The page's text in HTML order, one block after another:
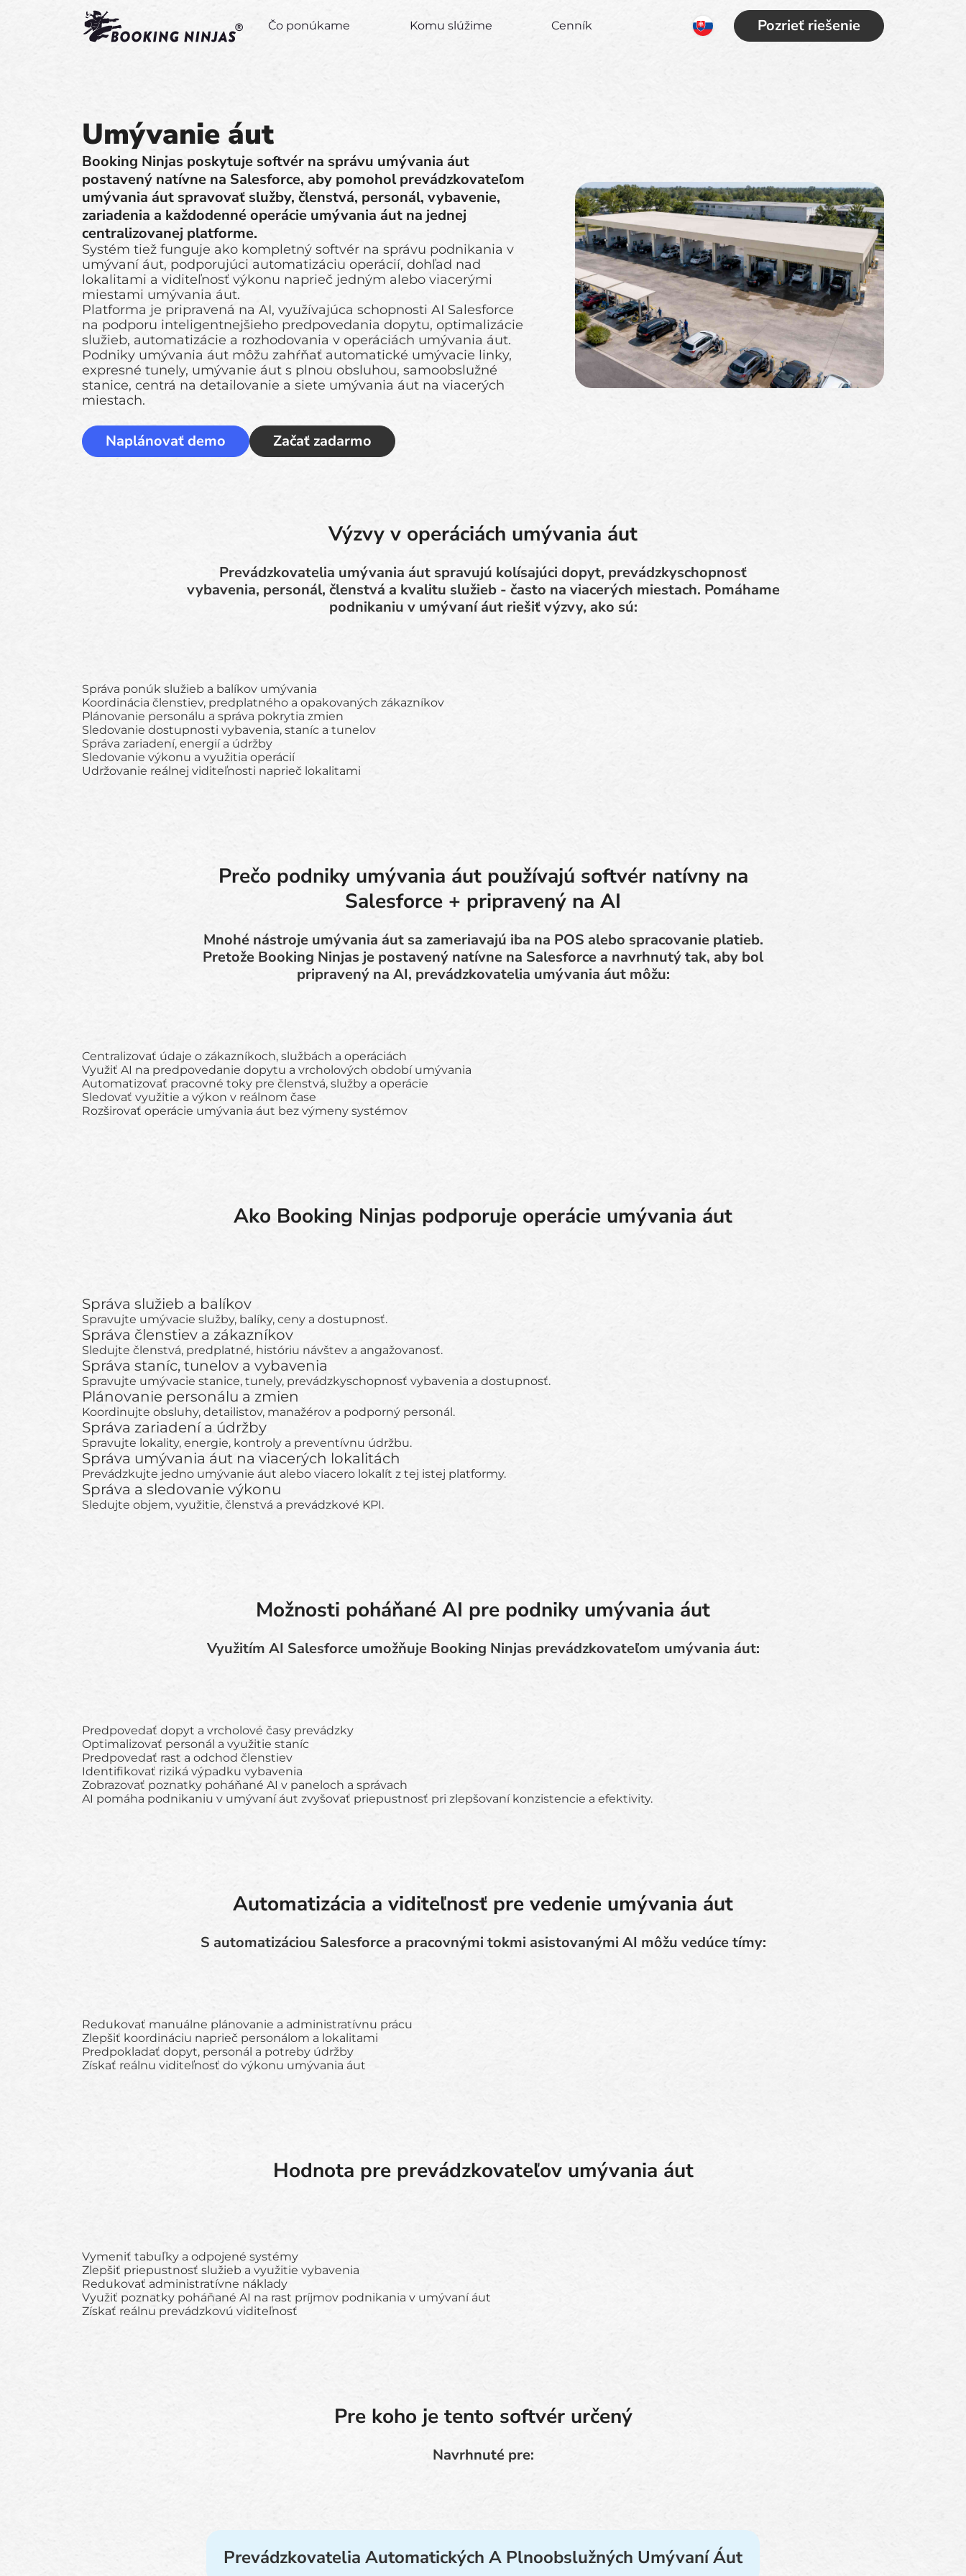
Pozrieť riešenie
Čo ponúkame Komu slúžime Cenník
Umývanie áut
Booking Ninjas poskytuje softvér na správu umývania áut
postavený natívne na Salesforce, aby pomohol prevádzkovateľom
umývania áut spravovať služby, členstvá, personál, vybavenie,
zariadenia a každodenné operácie umývania áut na jednej
centralizovanej platforme.
Systém tiež funguje ako kompletný softvér na správu podnikania v
umývaní áut, podporujúci automatizáciu operácií, dohľad nad
lokalitami a viditeľnosť výkonu naprieč jedným alebo viacerými
miestami umývania áut.
Platforma je pripravená na AI, využívajúca schopnosti AI Salesforce
na podporu inteligentnejšieho predpovedania dopytu, optimalizácie
služieb, automatizácie a rozhodovania v operáciách umývania áut.
Podniky umývania áut môžu zahŕňať automatické umývacie linky,
expresné tunely, umývanie áut s plnou obsluhou, samoobslužné
stanice, centrá na detailovanie a siete umývania áut na viacerých
miestach.
Naplánovať demo Začať zadarmo
Výzvy v operáciách umývania áut
Prevádzkovatelia umývania áut spravujú kolísajúci dopyt, prevádzkyschopnosť
vybavenia, personál, členstvá a kvalitu služieb - často na viacerých miestach. Pomáhame
podnikaniu v umývaní áut riešiť výzvy, ako sú:
Správa ponúk služieb a balíkov umývania
Koordinácia členstiev, predplatného a opakovaných zákazníkov
Plánovanie personálu a správa pokrytia zmien
Sledovanie dostupnosti vybavenia, staníc a tunelov
Správa zariadení, energií a údržby
Sledovanie výkonu a využitia operácií
Udržovanie reálnej viditeľnosti naprieč lokalitami
Prečo podniky umývania áut používajú softvér natívny na
Salesforce + pripravený na AI
Mnohé nástroje umývania áut sa zameriavajú iba na POS alebo spracovanie platieb.
Pretože Booking Ninjas je postavený natívne na Salesforce a navrhnutý tak, aby bol
pripravený na AI, prevádzkovatelia umývania áut môžu:
Centralizovať údaje o zákazníkoch, službách a operáciách
Využiť AI na predpovedanie dopytu a vrcholových období umývania
Automatizovať pracovné toky pre členstvá, služby a operácie
Sledovať využitie a výkon v reálnom čase
Rozširovať operácie umývania áut bez výmeny systémov
Ako Booking Ninjas podporuje operácie umývania áut
Správa služieb a balíkov
Spravujte umývacie služby, balíky, ceny a dostupnosť.
Správa členstiev a zákazníkov
Sledujte členstvá, predplatné, históriu návštev a angažovanosť.
Správa staníc, tunelov a vybavenia
Spravujte umývacie stanice, tunely, prevádzkyschopnosť vybavenia a dostupnosť.
Plánovanie personálu a zmien
Koordinujte obsluhy, detailistov, manažérov a podporný personál.
Správa zariadení a údržby
Spravujte lokality, energie, kontroly a preventívnu údržbu.
Správa umývania áut na viacerých lokalitách
Prevádzkujte jedno umývanie áut alebo viacero lokalít z tej istej platformy.
Správa a sledovanie výkonu
Sledujte objem, využitie, členstvá a prevádzkové KPI.
Možnosti poháňané AI pre podniky umývania áut
Využitím AI Salesforce umožňuje Booking Ninjas prevádzkovateľom umývania áut:
Predpovedať dopyt a vrcholové časy prevádzky
Optimalizovať personál a využitie staníc
Predpovedať rast a odchod členstiev
Identifikovať riziká výpadku vybavenia
Zobrazovať poznatky poháňané AI v paneloch a správach
AI pomáha podnikaniu v umývaní áut zvyšovať priepustnosť pri zlepšovaní konzistencie a efektivity.
Automatizácia a viditeľnosť pre vedenie umývania áut
S automatizáciou Salesforce a pracovnými tokmi asistovanými AI môžu vedúce tímy:
Redukovať manuálne plánovanie a administratívnu prácu
Zlepšiť koordináciu naprieč personálom a lokalitami
Predpokladať dopyt, personál a potreby údržby
Získať reálnu viditeľnosť do výkonu umývania áut
Hodnota pre prevádzkovateľov umývania áut
Vymeniť tabuľky a odpojené systémy
Zlepšiť priepustnosť služieb a využitie vybavenia
Redukovať administratívne náklady
Využiť poznatky poháňané AI na rast príjmov podnikania v umývaní áut
Získať reálnu prevádzkovú viditeľnosť
Pre koho je tento softvér určený
Navrhnuté pre:
Prevádzkovatelia Automatických A Plnoobslužných Umývaní Áut